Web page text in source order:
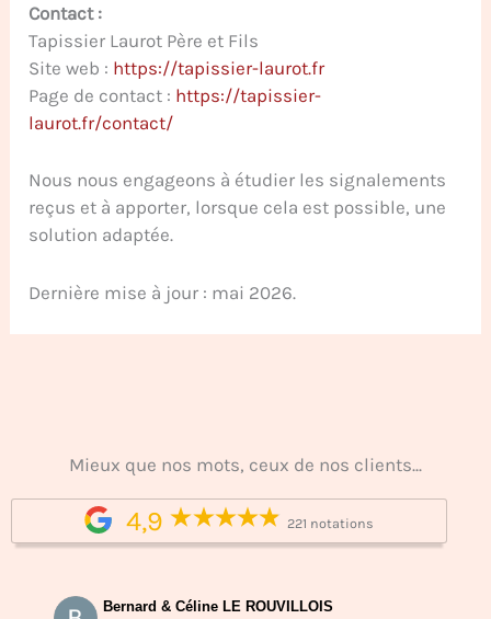
Contact :
Tapissier Laurot Père et Fils
Site web : https://tapissier-laurot.fr
Page de contact : https://tapissier-
laurot.fr/contact/
Nous nous engageons à étudier les signalements
reçus et à apporter, lorsque cela est possible, une
solution adaptée.
Dernière mise à jour : mai 2026.
Mieux que nos mots, ceux de nos clients...
4,9 221 notations
Bernard & Céline LE ROUVILLOIS